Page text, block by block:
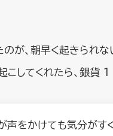
が、朝早く起きられ
こしてくれたら、銀貨
声をかけても気分がす